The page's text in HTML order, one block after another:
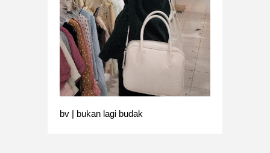
bv | bukan lagi budak